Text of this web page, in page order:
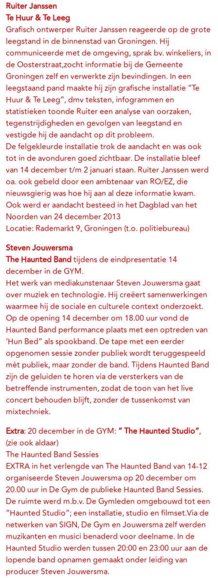
Ruiter Janssen
Te Huur & Te Leeg
Grafisch ontwerper Ruiter Janssen reageerde op de grote
leegstand in de binnenstad van Groningen. Hij
communiceerde met de omgeving, sprak bv. winkeliers, in
de Oosterstraat,zocht informatie bij de Gemeente
Groningen zelf en verwerkte zijn bevindingen. In een
leegstaand pand maakte hij zijn grafische installatie “Te
Huur & Te Leeg”, dmv teksten, infogrammen en
statistieken toonde Ruiter een analyse van oorzaken,
tegenstrijdigheden en gevolgen van leegstand en
vestigde hij de aandacht op dit probleem.
De felgekleurde installatie trok de aandacht en was ook
tot in de avonduren goed zichtbaar. De installatie bleef
van 14 december t/m 2 januari staan. Ruiter Janssen werd
oa. ook gebeld door een ambtenaar van RO/EZ, die
nieuwsgierig was hoe hij aan al deze informatie kwam.
Ook werd er aandacht besteed in het Dagblad van het
Noorden van 24 december 2013
Locatie: Rademarkt 9, Groningen (t.o. politiebureau)
Steven Jouwersma
The Haunted Bandtijdens de eindpresentatie 14
december in de GYM.
Het werk van mediakunstenaar Steven Jouwersma gaat
over muziek en technologie. Hij creëert samenwerkingen
waarmee hij de sociale en culturele context onderzoekt.
Op de opening 14 december om 18.00 uur vond de
Haunted Band performance plaats met een optreden van
‘Hun Bed” als spookband. De tape met een eerder
opgenomen sessie zonder publiek wordt teruggespeeld
mèt publiek, maar zonder de band. Tijdens Haunted Band
zijn de geluiden te horen via de versterkers van de
betreffende instrumenten, zodat de toon van het live
concert behouden blijft, zonder de tussenkomst van
mixtechniek.
Extra: 20 december in de GYM: ” The Haunted Studio”,
(zie ook aldaar)
The Haunted Band Sessies
EXTRA in het verlengde van The Haunted Band van 14-12
organiseerde Steven Jouwersma op 20 december om
20.00 uur in De Gym de publieke Haunted Band Sessies.
De ruimte werd m.b.v. De Gymleden omgebouwd tot een
“Haunted Studio”; een installatie, studio en filmset.Via de
netwerken van SIGN, De Gym en Jouwersma zelf werden
muzikanten en musici benaderd voor deelname. In de
Haunted Studio werden tussen 20:00 en 23:00 uur aan de
lopende band opnamen gemaakt onder leiding van
producer Steven Jouwersma.